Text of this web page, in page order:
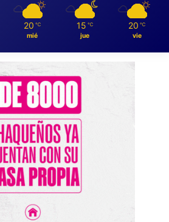
20 ℃
mié
15 ℃
jue
20 ℃
vie